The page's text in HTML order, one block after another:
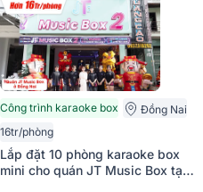
Công trình karaoke box
Đồng Nai
16tr/phòng
Lắp đặt 10 phòng karaoke box
mini cho quán JT Music Box tại